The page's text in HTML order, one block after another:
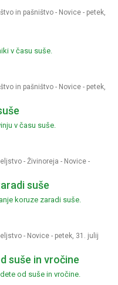
in pašništvo - Novice - petek,
v času suše.
in pašništvo - Novice - petek,
v času suše.
- Živinoreja - Novice -
suše
koruze zaradi suše.
- Novice - petek, 31. julij
suše in vročine
od suše in vročine.